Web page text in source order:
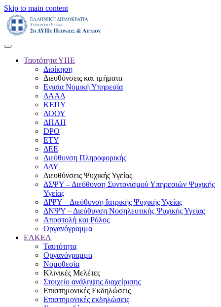
Skip to main content
Ταυτότητα ΥΠΕ
Διοίκηση
Διευθύνσεις και τμήματα
Ενιαία Νομική Υπηρεσία
ΔΑΑΔ
ΚΕΠΥ
ΔΟΟΥ
ΔΠΑΠ
DPO
ΕΤΥ
ΔΕΕ
Διεύθυνση Πληροφορικής
ΔΔΥ
Διευθύνσεις Ψυχικής Υγείας
ΔΣΨΥ – Διεύθυνση Συντονισμού Υπηρεσιών Ψυχικής
Υγείας
ΔΙΨΥ – Διεύθυνση Ιατρικής Ψυχικής Υγείας
ΔΝΨΥ – Διεύθυνση Νοσηλευτικής Ψυχικής Υγείας
Αποστολή και Ρόλος
Οργανόγραμμα
ΕΛΚΕΑ
Ταυτότητα
Οργανόγραμμα
Νομοθεσία
Κλινικές Μελέτες
Στοιχείο ανάληψης διαχείρισης
Επιστημονικές Εκδηλώσεις
Επιστημονικές εκδηλώσεις